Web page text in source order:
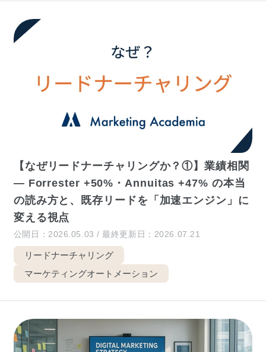
【なぜリードナーチャリングか？①】業績相関
— Forrester +50%・Annuitas +47% の本当
の読み方と、既存リードを「加速エンジン」に
変える視点
公開日：2026.05.03 / 最終更新日：2026.07.21
リードナーチャリング
マーケティングオートメーション